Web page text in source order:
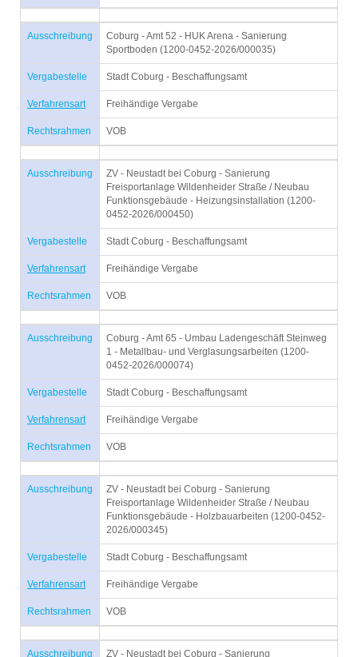
Ausschreibung
Coburg - Amt 52 - HUK Arena - Sanierung
Sportboden (1200-0452-2026/000035)
Vergabestelle Stadt Coburg - Beschaffungsamt
Verfahrensart Freihändige Vergabe
Rechtsrahmen VOB
Ausschreibung
ZV - Neustadt bei Coburg - Sanierung
Freisportanlage Wildenheider Straße / Neubau
Funktionsgebäude - Heizungsinstallation (1200-
0452-2026/000450)
Vergabestelle Stadt Coburg - Beschaffungsamt
Verfahrensart Freihändige Vergabe
Rechtsrahmen VOB
Ausschreibung
Coburg - Amt 65 - Umbau Ladengeschäft Steinweg
1 - Metallbau- und Verglasungsarbeiten (1200-
0452-2026/000074)
Vergabestelle Stadt Coburg - Beschaffungsamt
Verfahrensart Freihändige Vergabe
Rechtsrahmen VOB
Ausschreibung
ZV - Neustadt bei Coburg - Sanierung
Freisportanlage Wildenheider Straße / Neubau
Funktionsgebäude - Holzbauarbeiten (1200-0452-
2026/000345)
Vergabestelle Stadt Coburg - Beschaffungsamt
Verfahrensart Freihändige Vergabe
Rechtsrahmen VOB
Ausschreibung
ZV - Neustadt bei Coburg - Sanierung